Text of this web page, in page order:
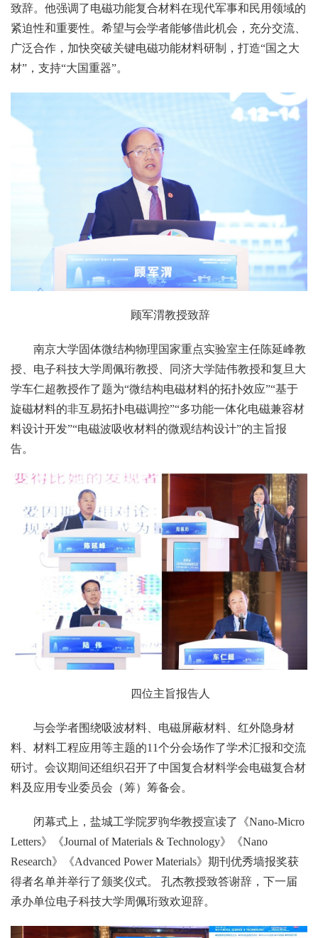
致辞。他强调了电磁功能复合材料在现代军事和民用领域的
紧迫性和重要性。希望与会学者能够借此机会，充分交流、
广泛合作，加快突破关键电磁功能材料研制，打造“国之大
材”，支持“大国重器”。
顾军渭教授致辞
南京大学固体微结构物理国家重点实验室主任陈延峰教
授、电子科技大学周佩珩教授、同济大学陆伟教授和复旦大
学车仁超教授作了题为“微结构电磁材料的拓扑效应”“基于
旋磁材料的非互易拓扑电磁调控”“多功能一体化电磁兼容材
料设计开发”“电磁波吸收材料的微观结构设计”的主旨报
告。
四位主旨报告人
与会学者围绕吸波材料、电磁屏蔽材料、红外隐身材
料、材料工程应用等主题的11个分会场作了学术汇报和交流
研讨。会议期间还组织召开了中国复合材料学会电磁复合材
料及应用专业委员会（筹）筹备会。
闭幕式上，盐城工学院罗驹华教授宣读了《Nano-Micro
Letters》《Journal of Materials & Technology》《Nano
Research》《Advanced Power Materials》期刊优秀墙报奖获
得者名单并举行了颁奖仪式。 孔杰教授致答谢辞，下一届
承办单位电子科技大学周佩珩致欢迎辞。